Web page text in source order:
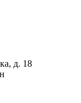
д. 18